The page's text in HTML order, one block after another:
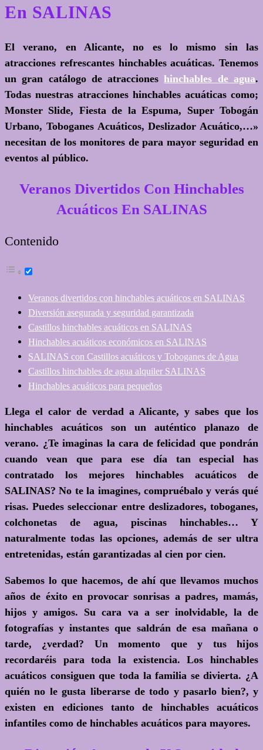
En SALINAS
El verano, en Alicante, no es lo mismo sin las
atracciones refrescantes hinchables acuáticas. Tenemos
un gran catálogo de atraccioneshinchables de agua.
Todas nuestras atracciones hinchables acuáticas como;
Monster Slide, Fiesta de la Espuma, Super Tobogán
Urbano, Toboganes Acuáticos, Deslizador Acuático,…»
necesitan de los monitores de para mayor seguridad en
eventos al público.
Veranos Divertidos Con Hinchables
Acuáticos En SALINAS
Contenido
Veranos divertidos con hinchables acuáticos en SALINAS
Diversión asegurada y seguridad garantizada
Castillos hinchables acuáticos en SALINAS
Hinchables acuáticos económicos en SALINAS
SALINAS con Castillos acuáticos y Toboganes de Agua
Castillos hinchables de agua alquiler SALINAS
Hinchables acuáticos para pequeños
Llega el calor de verdad a Alicante, y sabes que los
hinchables acuáticos son un auténtico planazo de
verano. ¿Te imaginas la cara de felicidad que pondrán
cuando vean que para ese día tan especial has
contratado los mejores hinchables acuáticos de
SALINAS? No te la imagines, compruébalo y verás qué
risas. Puedes seleccionar entre deslizadores, toboganes,
colchonetas de agua, piscinas hinchables… Y
naturalmente todas las opciones, además de ser ultra
entretenidas, están garantizadas al cien por cien.
Sabemos lo que hacemos, de ahí que llevamos muchos
años de éxito en provocar sonrisas a padres, mamás,
hijos y amigos. Su cara va a ser inolvidable, la de
fotografías y instantes que saldrán de esa mañana o
tarde, ¿verdad? Un momento que y tus hijos
recordaréis para toda la existencia. Los hinchables
acuáticos consiguen que toda la familia se divierta. ¿A
quién no le gusta liberarse de todo y pasarlo bien?, y
existen en ediciones tanto de hinchables acuáticos
infantiles como de hinchables acuáticos para mayores.